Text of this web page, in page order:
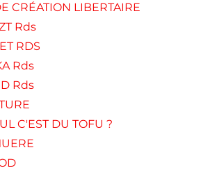
CRÉATION LIBERTAIRE
Rds
RDS
Rds
Rds
C'EST DU TOFU ?